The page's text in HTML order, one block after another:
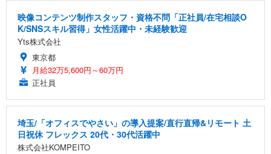
映像コンテンツ制作スタッフ・資格不問「正社員/在宅相談O
K/SNSスキル習得」女性活躍中・未経験歓迎
Yts株式会社
東京都
月給32万5,600円～60万円
正社員
埼玉/「オフィスでやさい」の導入提案/直行直帰&リモート 土
日祝休 フレックス 20代・30代活躍中
株式会社KOMPEITO